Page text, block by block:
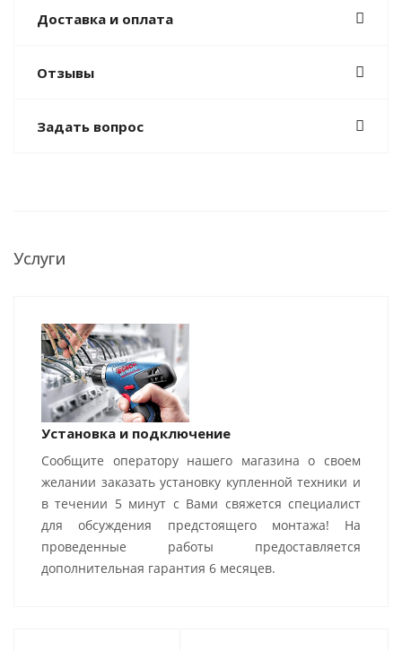
Доставка и оплата
Отзывы
Задать вопрос
Услуги
Установка и подключение
Сообщите оператору нашего магазина о своем
желании заказать установку купленной техники и
в течении 5 минут с Вами свяжется специалист
для обсуждения предстоящего монтажа! На
проведенные работы предоставляется
дополнительная гарантия 6 месяцев.